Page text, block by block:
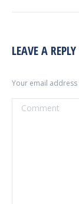
LEAVE A REPLY
Your email
Comment